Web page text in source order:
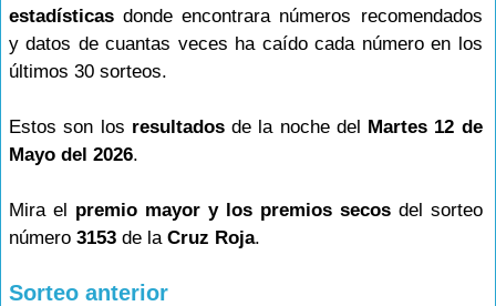
estadísticas donde encontrara números recomendados
y datos de cuantas veces ha caído cada número en los
últimos 30 sorteos.
Estos son los resultadosde la noche del Martes 12 de
Mayo del 2026.
Mira el premio mayor y los premios secosdel sorteo
número 3153 de la Cruz Roja.
Sorteo anterior